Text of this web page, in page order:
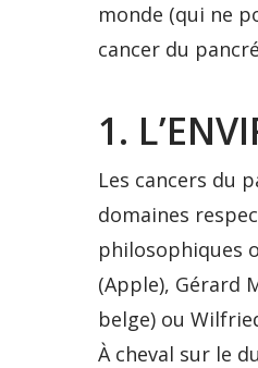
monde (qui ne
cancer du
1.
Les cancers du
domaines
philosophiques
(Apple), Gérard
belge) ou
À cheval sur le